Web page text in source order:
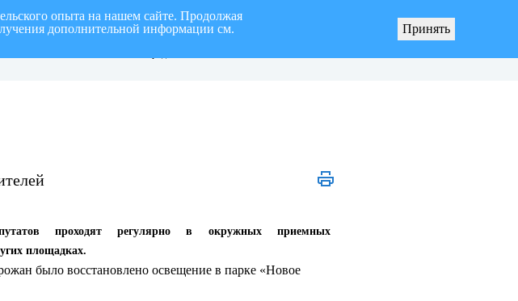
палаты
О мерах по реализации инициативных проектов
Общественное обсуждение
нормативных правовых актов
проходят регулярно в окружных приемных
площадках.
было восстановлено освещение в парке «Новое
опыта на нашем сайте. Продолжая
дополнительной информации см.
Принять